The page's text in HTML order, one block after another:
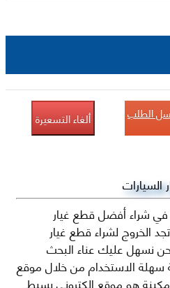
الطلب ألغاء التسعيرة
شراء أفضل قطع غيار
الخروج لشراء قطع غيار
نسهل عليك عناء البحث
سهلة الاستخدام من خلال موقع
هو موقع إلكتروني بسيط